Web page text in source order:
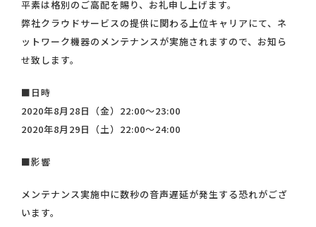
平素は格別のご高配を賜り、お礼申し上げます。
弊社クラウドサービスの提供に関わる上位キャリアにて、ネ
ットワーク機器のメンテナンスが実施されますので、お知ら
せ致します。
■日時
2020年8月28日（金）22:00～23:00
2020年8月29日（土）22:00～24:00
■影響
メンテナンス実施中に数秒の音声遅延が発生する恐れがござ
います。